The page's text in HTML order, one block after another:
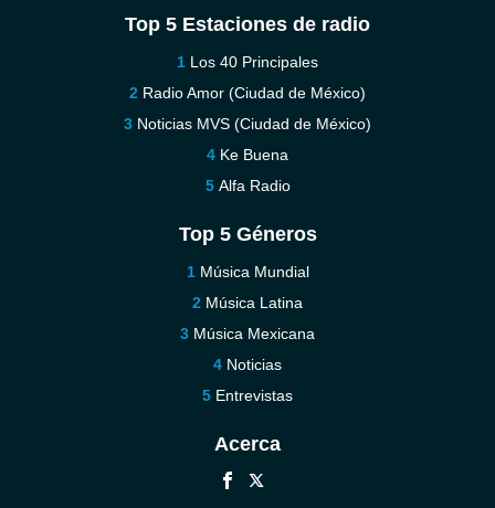
Top 5 Estaciones de radio
Los 40 Principales
Radio Amor (Ciudad de México)
Noticias MVS (Ciudad de México)
Ke Buena
Alfa Radio
Top 5 Géneros
Música Mundial
Música Latina
Música Mexicana
Noticias
Entrevistas
Acerca